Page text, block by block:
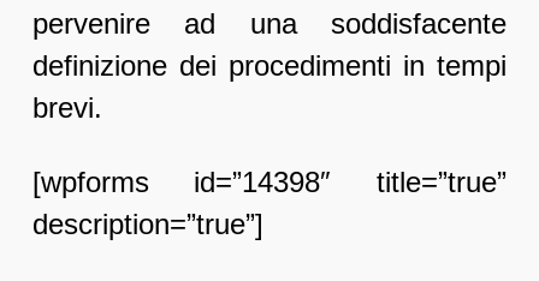
pervenire ad una soddisfacente
definizione dei procedimenti in tempi
brevi.
​[wpforms id=”14398″ title=”true”
description=”true”]